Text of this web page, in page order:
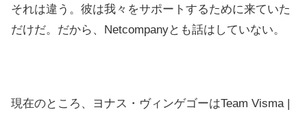
それは違う。彼は我々をサポートするために来ていた
だけだ。だから、Netcompanyとも話はしていない。
現在のところ、ヨナス・ヴィンゲゴーはTeam Visma |